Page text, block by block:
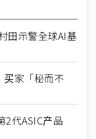
田示警全球AI基
家「秘而不
代ASIC产品